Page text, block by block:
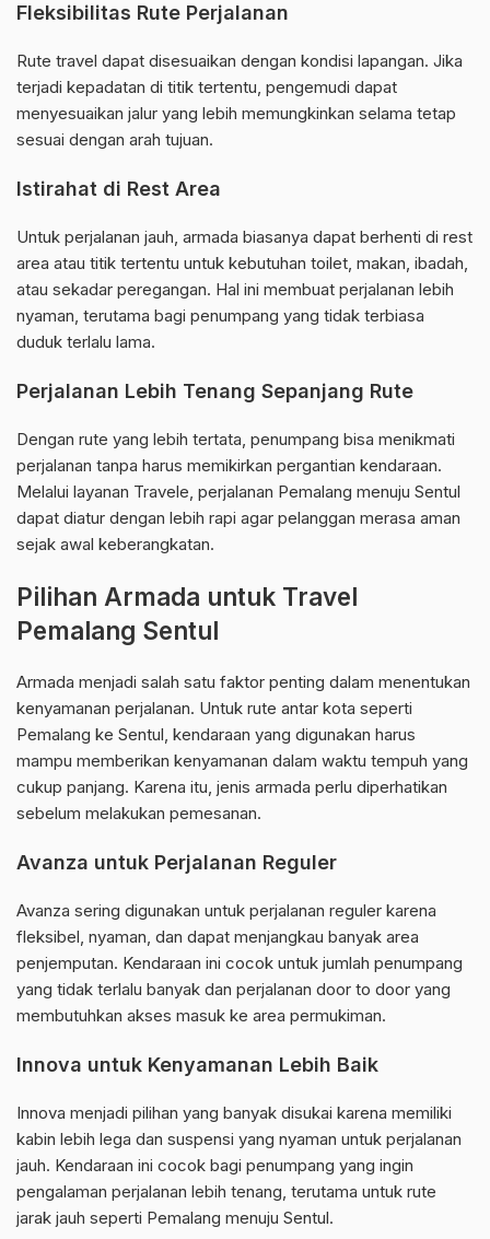
Fleksibilitas Rute Perjalanan
Rute travel dapat disesuaikan dengan kondisi lapangan. Jika
terjadi kepadatan di titik tertentu, pengemudi dapat
menyesuaikan jalur yang lebih memungkinkan selama tetap
sesuai dengan arah tujuan.
Istirahat di Rest Area
Untuk perjalanan jauh, armada biasanya dapat berhenti di rest
area atau titik tertentu untuk kebutuhan toilet, makan, ibadah,
atau sekadar peregangan. Hal ini membuat perjalanan lebih
nyaman, terutama bagi penumpang yang tidak terbiasa
duduk terlalu lama.
Perjalanan Lebih Tenang Sepanjang Rute
Dengan rute yang lebih tertata, penumpang bisa menikmati
perjalanan tanpa harus memikirkan pergantian kendaraan.
Melalui layanan Travele, perjalanan Pemalang menuju Sentul
dapat diatur dengan lebih rapi agar pelanggan merasa aman
sejak awal keberangkatan.
Pilihan Armada untuk Travel
Pemalang Sentul
Armada menjadi salah satu faktor penting dalam menentukan
kenyamanan perjalanan. Untuk rute antar kota seperti
Pemalang ke Sentul, kendaraan yang digunakan harus
mampu memberikan kenyamanan dalam waktu tempuh yang
cukup panjang. Karena itu, jenis armada perlu diperhatikan
sebelum melakukan pemesanan.
Avanza untuk Perjalanan Reguler
Avanza sering digunakan untuk perjalanan reguler karena
fleksibel, nyaman, dan dapat menjangkau banyak area
penjemputan. Kendaraan ini cocok untuk jumlah penumpang
yang tidak terlalu banyak dan perjalanan door to door yang
membutuhkan akses masuk ke area permukiman.
Innova untuk Kenyamanan Lebih Baik
Innova menjadi pilihan yang banyak disukai karena memiliki
kabin lebih lega dan suspensi yang nyaman untuk perjalanan
jauh. Kendaraan ini cocok bagi penumpang yang ingin
pengalaman perjalanan lebih tenang, terutama untuk rute
jarak jauh seperti Pemalang menuju Sentul.